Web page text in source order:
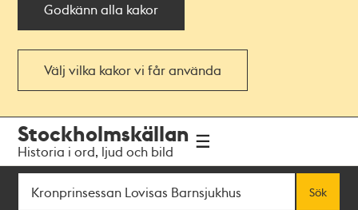
Godkänn alla kakor
Välj vilka kakor vi får använda
navigationen
huvudinnehållet
Stockholmskällan
Historia i ord, ljud och bild
Sök
Sök